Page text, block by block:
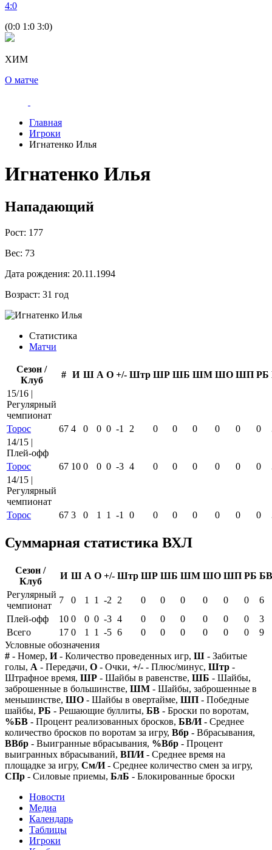
4:0
(0:0 1:0 3:0)
ХИМ
О матче
Главная
Игроки
Игнатенко Илья
Игнатенко Илья
Нападающий
Рост: 177
Вес: 73
Дата рождения: 20.11.1994
Возраст: 31 год
Статистика
Матчи
Сезон /
Клуб
# И Ш А О +/- Штр ШР ШБ ШМ ШО ШП РБ
15/16 |
Регулярный
чемпионат
Торос
67 4 0 0 0 -1 2 0 0 0 0 0 0
14/15 |
Плей-офф
Торос
67 10 0 0 0 -3 4 0 0 0 0 0 0
14/15 |
Регулярный
чемпионат
Торос
67 3 0 1 1 -1 0 0 0 0 0 0 0
Суммарная статистика ВХЛ
Сезон /
Клуб
И Ш А О +/- Штр ШР ШБ ШМ ШО ШП РБ БВ
Регулярный
чемпионат
7 0 1 1 -2 2 0 0 0 0 0 0
6
Плей-офф
10 0 0 0 -3 4 0 0 0 0 0 0
3
Всего
17 0 1 1 -5 6 0 0 0 0 0 0
9
Условные обозначения
# - Номер, И- Количество проведенных игр, Ш - Забитые
голы, А - Передачи, О - Очки, +/- - Плюс/минус, Штр -
Штрафное время, ШР - Шайбы в равенстве, ШБ - Шайбы,
заброшенные в большинстве, ШМ - Шайбы, заброшенные в
меньшинстве, ШО - Шайбы в овертайме, ШП - Победные
шайбы, РБ - Решающие буллиты, БВ - Броски по воротам,
%БВ - Процент реализованных бросков, БВ/И- Среднее
количество бросков по воротам за игру, Вбр - Вбрасывания,
ВВбр - Выигранные вбрасывания, %Вбр - Процент
выигранных вбрасываний, ВП/И- Среднее время на
площадке за игру, См/И- Среднее количество смен за игру,
СПр - Силовые приемы, БлБ - Блокированные броски
Новости
Медиа
Календарь
Таблицы
Игроки